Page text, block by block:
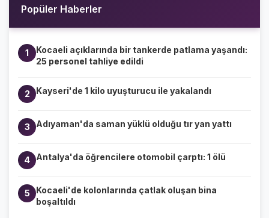
Popüler Haberler
1
Kocaeli açıklarında bir tankerde patlama yaşandı:
25 personel tahliye edildi
2 Kayseri'de 1 kilo uyuşturucu ile yakalandı
3 Adıyaman'da saman yüklü olduğu tır yan yattı
4 Antalya'da öğrencilere otomobil çarptı: 1 ölü
5
Kocaeli'de kolonlarında çatlak oluşan bina
boşaltıldı